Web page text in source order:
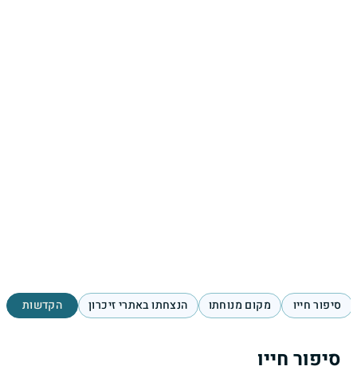
סיפור חייו מקום מנוחתו הנצחתו באתרי זיכרון הקדשות
סיפור חייו